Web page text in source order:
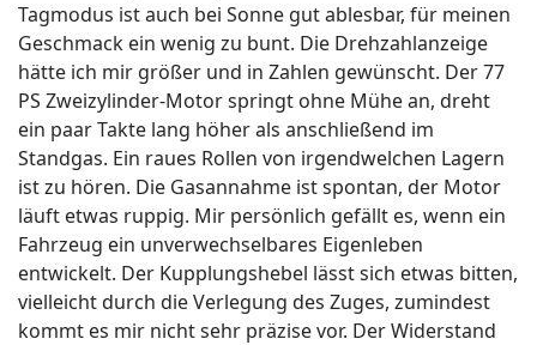
Tagmodus ist auch bei Sonne gut ablesbar, für meinen
Geschmack ein wenig zu bunt. Die Drehzahlanzeige
hätte ich mir größer und in Zahlen gewünscht. Der 77
PS Zweizylinder-Motor springt ohne Mühe an, dreht
ein paar Takte lang höher als anschließend im
Standgas. Ein raues Rollen von irgendwelchen Lagern
ist zu hören. Die Gasannahme ist spontan, der Motor
läuft etwas ruppig. Mir persönlich gefällt es, wenn ein
Fahrzeug ein unverwechselbares Eigenleben
entwickelt. Der Kupplungshebel lässt sich etwas bitten,
vielleicht durch die Verlegung des Zuges, zumindest
kommt es mir nicht sehr präzise vor. Der Widerstand